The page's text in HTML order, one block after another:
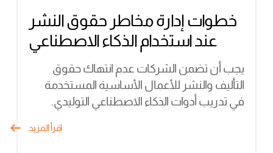
خطوات إدارة مخاطر حقوق النشر
عند استخدام الذكاء الاصطناعي
يجب أن تضمن الشركات عدم انتهاك حقوق
التأليف والنشر للأعمال الأساسية المستخدمة
في تدريب أدوات الذكاء الاصطناعي التوليدي.
اقرأ المزيد